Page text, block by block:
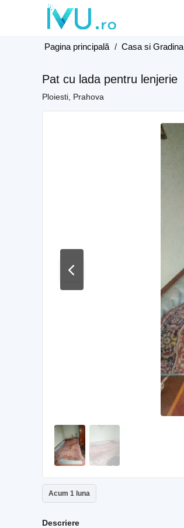
Pagina principală / Casa si Gradina
Pat cu lada pentru lenjerie
Ploiesti, Prahova
Acum 1 luna
Descriere